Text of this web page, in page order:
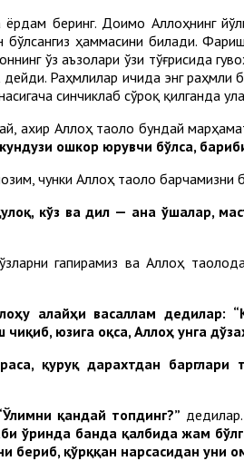
беринг. Доимо Аллоҳнинг
ҳаммасини билади.
ўз аъзолари ўзи тўғрисида
дейди. Раҳмлилар ичида энг раҳмли
синчиклаб сўроқ қилганда
ахир Аллоҳ таоло бундай
ошкор юрувчи бўлса,
чунки Аллоҳ таоло барчамизни
кўз ва дил — ана ўшалар,
гапирамиз ва Аллоҳ
алайҳи васаллам дедилар:
юзига оқса, Аллоҳ унга
қуруқ дарахтдан барглари
қандай топдинг?”
ўринда банда қалбида жам
бериб, қўрққан нарсасидан уни